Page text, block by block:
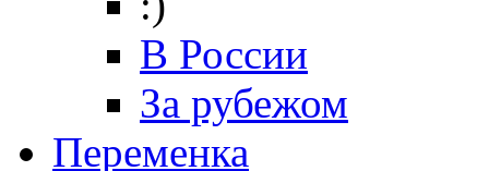
В России
За рубежом
Переменка